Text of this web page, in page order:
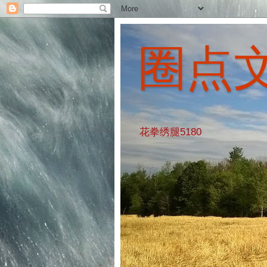
圈点
花拳绣腿5180